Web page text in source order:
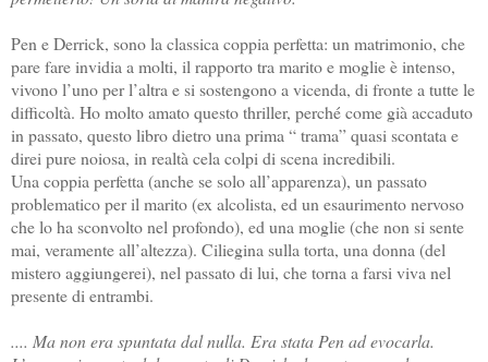
Pen e Derrick, sono la classica coppia perfetta: un matrimonio, che
pare fare invidia a molti, il rapporto tra marito e moglie è intenso,
vivono l’uno per l’altra e si sostengono a vicenda, di fronte a tutte le
difficoltà. Ho molto amato questo thriller, perché come già accaduto
in passato, questo libro dietro una prima “ trama” quasi scontata e
direi pure noiosa, in realtà cela colpi di scena incredibili.
Una coppia perfetta (anche se solo all’apparenza), un passato
problematico per il marito (ex alcolista, ed un esaurimento nervoso
che lo ha sconvolto nel profondo), ed una moglie (che non si sente
mai, veramente all’altezza). Ciliegina sulla torta, una donna (del
mistero aggiungerei), nel passato di lui, che torna a farsi viva nel
presente di entrambi.
.... Ma non era spuntata dal nulla. Era stata Pen ad evocarla.